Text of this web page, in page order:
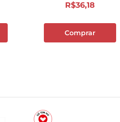
R$36,18
Comprar